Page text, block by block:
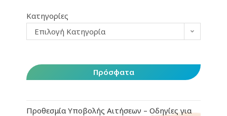
Κατηγορίες
Επιλογή Κατηγορία
Πρόσφατα
Προθεσμία Υποβολής Αιτήσεων – Οδηγίες για